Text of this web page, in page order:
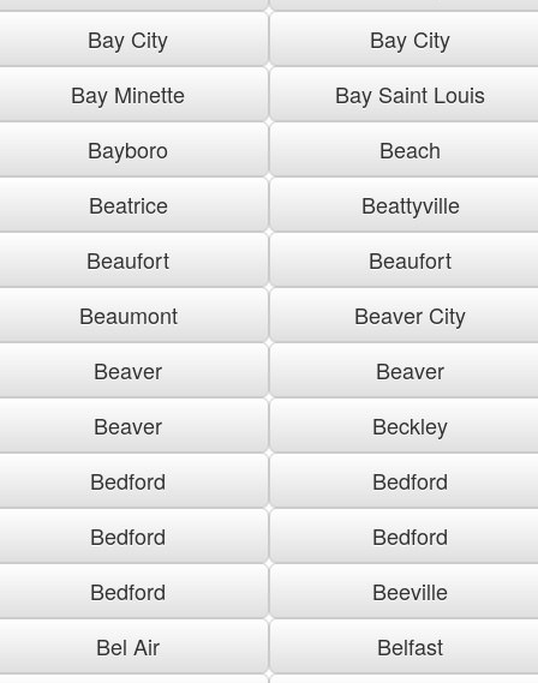
Bay City
Bay City
Bay Minette
Bay Saint Louis
Bayboro
Beach
Beatrice
Beattyville
Beaufort
Beaufort
Beaumont
Beaver City
Beaver
Beaver
Beaver
Beckley
Bedford
Bedford
Bedford
Bedford
Bedford
Beeville
Bel Air
Belfast